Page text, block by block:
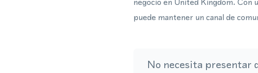
puede mantener un canal de
No necesita presentar